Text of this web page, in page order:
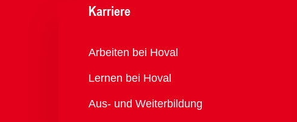
Karriere
Übersicht
Arbeiten bei Hoval
Lernen bei Hoval
Aus- und Weiterbildung